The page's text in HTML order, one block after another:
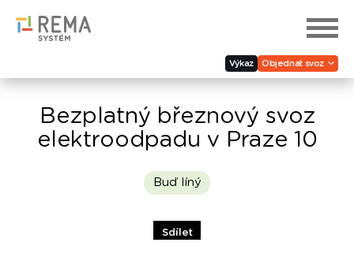
Výkaz Objednat svoz
Bezplatný březnový svoz
elektroodpadu v Praze 10
Buď líný
Sdílet